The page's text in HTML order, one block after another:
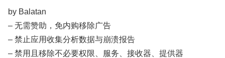
by Balatan
– 无需赞助，免内购移除广告
– 禁止应用收集分析数据与崩溃报告
– 禁用且移除不必要权限、服务、接收器、提供器